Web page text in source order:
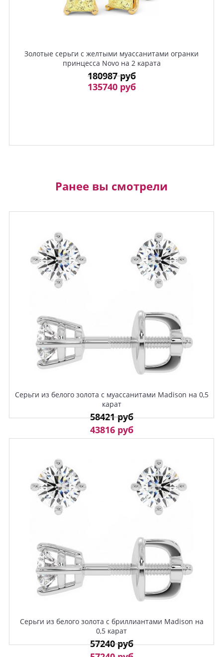
Золотые серьги c желтыми муассанитами огранки
принцесса Novo на 2 карата
180987 руб
135740 руб
Ранее вы смотрели
Серьги из белого золота с муассанитами Madison на 0,5
карат
58421 руб
43816 руб
Серьги из белого золота с бриллиантами Madison на
0,5 карат
57240 руб